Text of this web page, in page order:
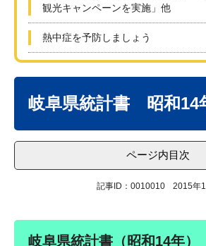
観光キャンペーンを実施」他
熱中症を予防しましょう
岐阜県統計書 昭和14
ページ内目次
記事ID：0010010 2015年
岐阜県統計書（昭和14年）